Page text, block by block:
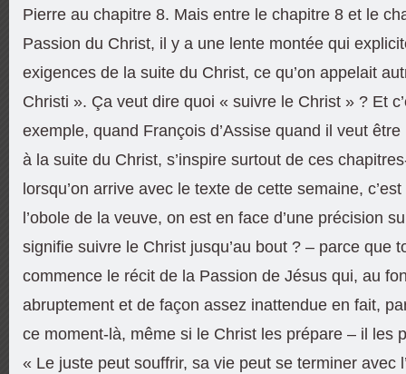
Pierre au chapitre 8. Mais entre le chapitre 8 et le
Passion du Christ, il y a une lente montée qui
exigences de la suite du Christ, ce qu’on appelait
Christi ». Ça veut dire quoi « suivre le Christ » ? Et
exemple, quand François d’Assise quand il veut
à la suite du Christ, s’inspire surtout de ces
lorsqu’on arrive avec le texte de cette semaine,
l’obole de la veuve, on est en face d’une précision
signifie suivre le Christ jusqu’au bout ? – parce que
commence le récit de la Passion de Jésus qui, au
abruptement et de façon assez inattendue en fait,
ce moment-là, même si le Christ les prépare – il les
« Le juste peut souffrir, sa vie peut se terminer avec